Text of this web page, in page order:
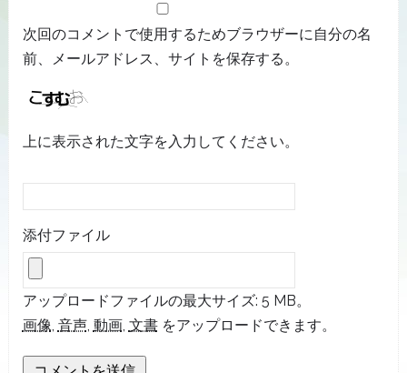
次回のコメントで使用するためブラウザーに自分の名
前、メールアドレス、サイトを保存する。
上に表示された文字を入力してください。
添付ファイル
アップロードファイルの最大サイズ: 5 MB。
画像 音声, 動画, 文書をアップロードできます。